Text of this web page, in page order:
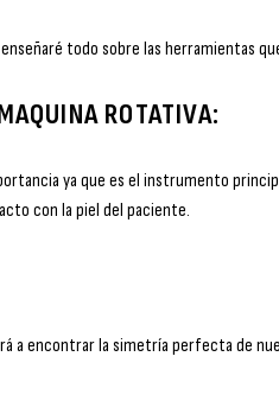
todo sobre las herramientas
ROTATIVA:
ya que es el instrumento
con la piel del paciente.
a encontrar la simetría perfecta de